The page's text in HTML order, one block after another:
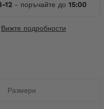
12 - поръчайте до 15:00
Вижте подробности
Размери